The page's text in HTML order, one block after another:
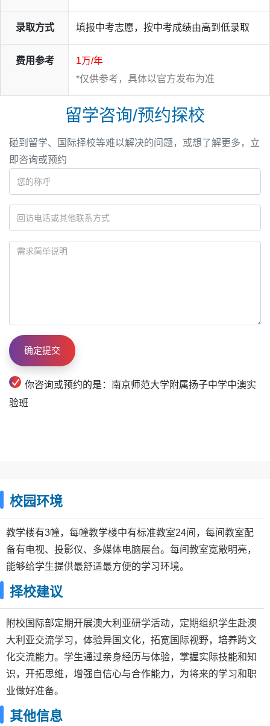
录取方式 填报中考志愿，按中考成绩由高到低录取
费用参考
1万/年
*仅供参考，具体以官方发布为准
留学咨询/预约探校
碰到留学、国际择校等难以解决的问题，或想了解更多，立
即咨询或预约
你咨询或预约的是：南京师范大学附属扬子中学中澳实
验班
校园环境
教学楼有3幢，每幢教学楼中有标准教室24间，每间教室配
备有电视、投影仪、多媒体电脑展台。每间教室宽敞明亮，
能够给学生提供最舒适最方便的学习环境。
择校建议
附校国际部定期开展澳大利亚研学活动，定期组织学生赴澳
大利亚交流学习，体验异国文化，拓宽国际视野，培养跨文
化交流能力。学生通过亲身经历与体验，掌握实际技能和知
识，开拓思维，增强自信心与合作能力，为将来的学习和职
业做好准备。
其他信息